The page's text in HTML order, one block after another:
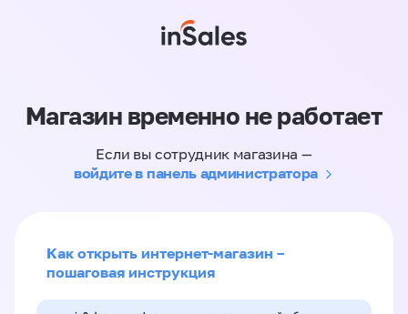
Магазин временно не работает
Если вы сотрудник магазина —
войдите в панель администратора
Как открыть интернет-магазин –
пошаговая инструкция